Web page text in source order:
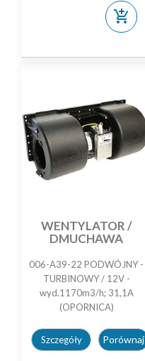
add_shopping_cart
WENTYLATOR /
DMUCHAWA
006-A39-22 PODWÓJNY -
TURBINOWY / 12V -
wyd.1170m3/h; 31,1A
(OPORNICA)
Szczegóły Porównaj